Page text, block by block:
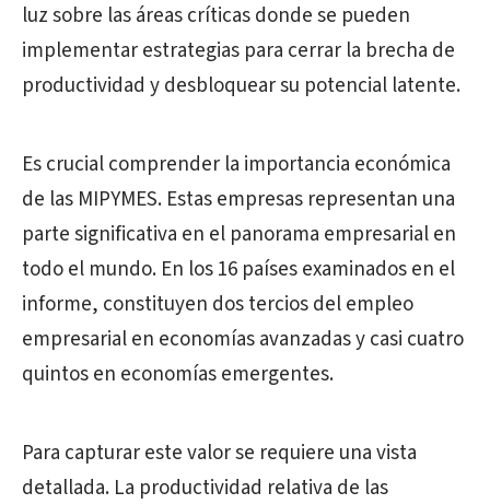
luz sobre las áreas críticas donde se pueden
implementar estrategias para cerrar la brecha de
productividad y desbloquear su potencial latente.
Es crucial comprender la importancia económica
de las MIPYMES. Estas empresas representan una
parte significativa en el panorama empresarial en
todo el mundo. En los 16 países examinados en el
informe, constituyen dos tercios del empleo
empresarial en economías avanzadas y casi cuatro
quintos en economías emergentes.
Para capturar este valor se requiere una vista
detallada. La productividad relativa de las